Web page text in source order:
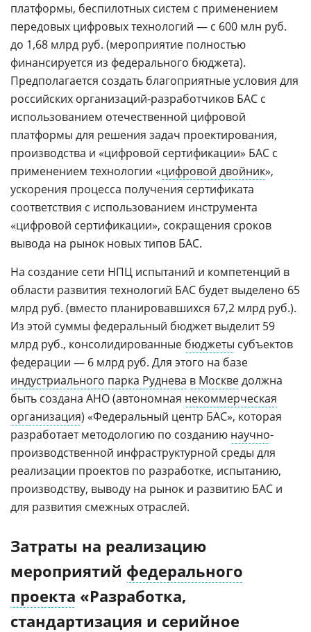
платформы, беспилотных систем с применением
передовых цифровых технологий — с 600 млн руб.
до 1,68 млрд руб. (мероприятие полностью
финансируется из федерального бюджета).
Предполагается создать благоприятные условия для
российских организаций-разработчиков БАС с
использованием отечественной цифровой
платформы для решения задач проектирования,
производства и «цифровой сертификации» БАС с
применением технологии «цифровой двойник»,
ускорения процесса получения сертификата
соответствия с использованием инструмента
«цифровой сертификации», сокращения сроков
вывода на рынок новых типов БАС.
На создание сети НПЦ испытаний и компетенций в
области развития технологий БАС будет выделено 65
млрд руб. (вместо планировавшихся 67,2 млрд руб.).
Из этой суммы федеральный бюджет выделит 59
млрд руб., консолидированные бюджеты субъектов
федерации — 6 млрд руб. Для этого на базе
индустриального парка Руднева в Москведолжна
быть создана АНО (автономная некоммерческая
организация) «Федеральный центр БАС», которая
разработает методологию по созданию научно-
производственной инфраструктурной среды для
реализации проектов по разработке, испытанию,
производству, выводу на рынок и развитию БАС и
для развития смежных отраслей.
Затраты на реализацию
мероприятий федерального
проекта «Разработка,
стандартизация и серийное